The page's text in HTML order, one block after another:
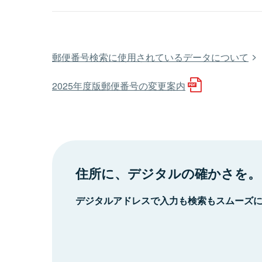
郵便番号検索に使用されているデータについて
2025年度版郵便番号の変更案内
住所に、デジタルの確かさを。
デジタルアドレスで入力も検索もスムーズ